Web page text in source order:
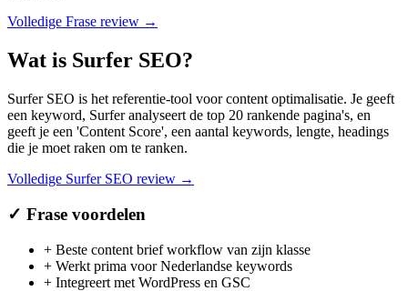
Volledige Frase review →
Wat is Surfer SEO?
Surfer SEO is het referentie-tool voor content optimalisatie. Je geeft
een keyword, Surfer analyseert de top 20 rankende pagina's, en
geeft je een 'Content Score', een aantal keywords, lengte, headings
die je moet raken om te ranken.
Volledige Surfer SEO review →
✓ Frase voordelen
+ Beste content brief workflow van zijn klasse
+ Werkt prima voor Nederlandse keywords
+ Integreert met WordPress en GSC